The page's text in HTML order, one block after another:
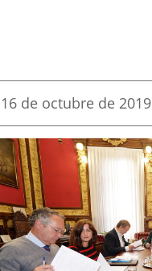
Fecha
la
noticia
16 de octubre de 2019